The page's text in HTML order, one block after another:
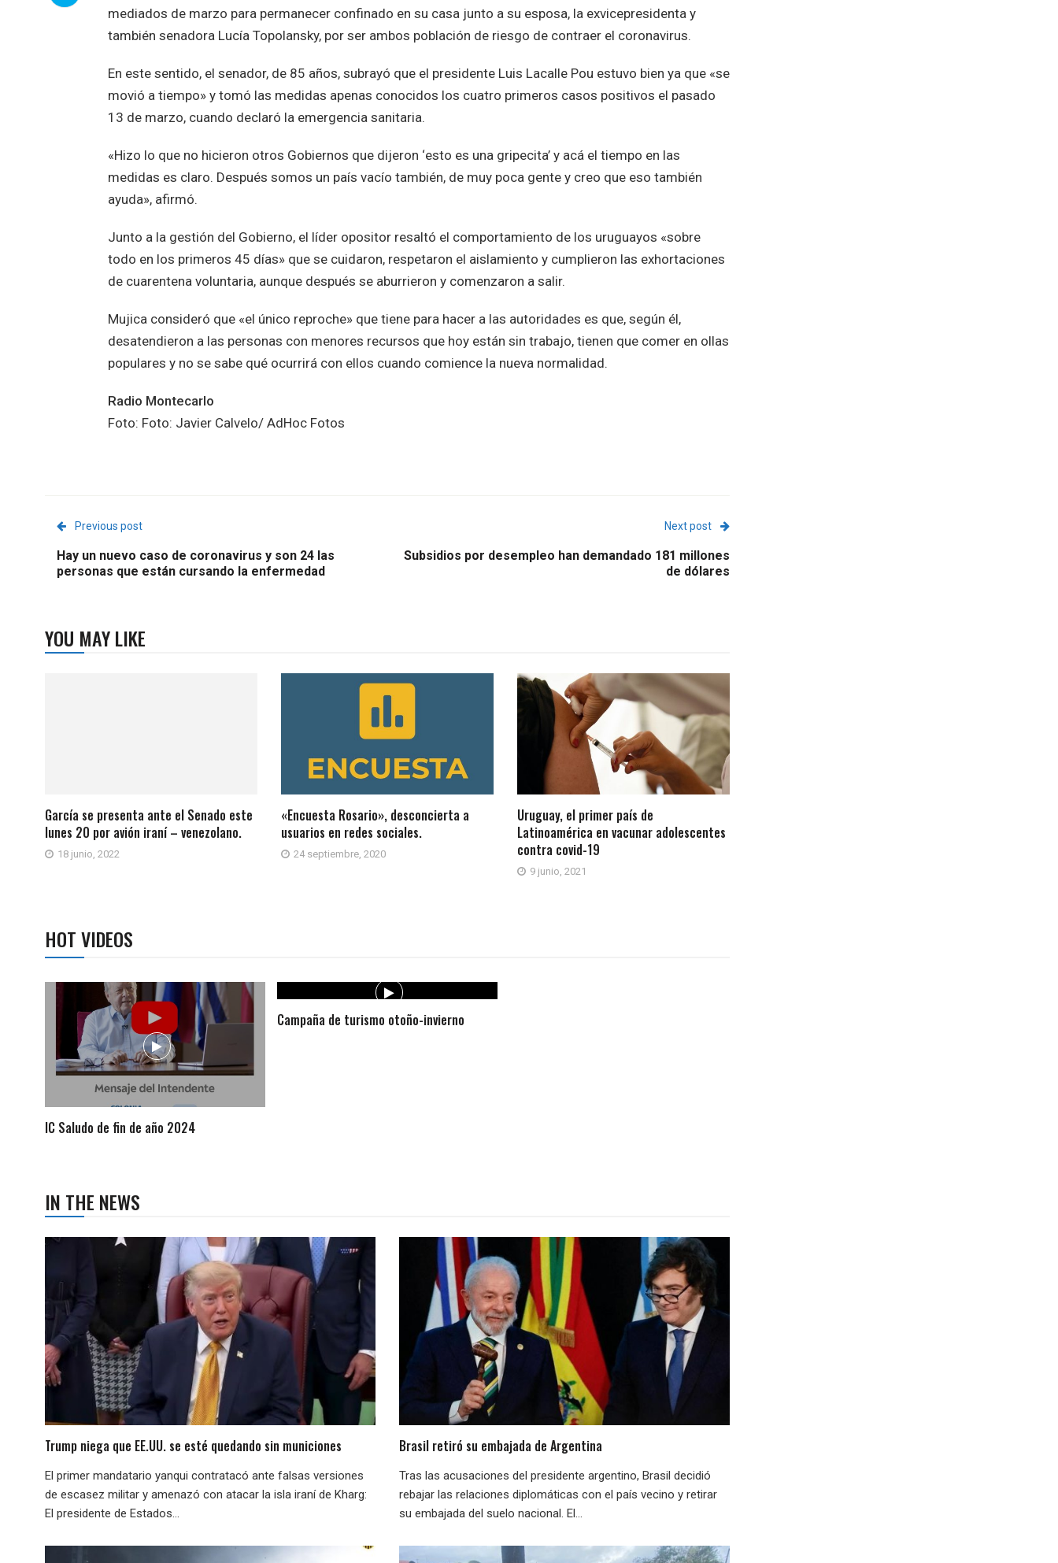
mediados de marzo para permanecer confinado en su casa junto a su esposa, la exvicepresidenta y
también senadora Lucía Topolansky, por ser ambos población de riesgo de contraer el coronavirus.
En este sentido, el senador, de 85 años, subrayó que el presidente Luis Lacalle Pou estuvo bien ya que «se
movió a tiempo» y tomó las medidas apenas conocidos los cuatro primeros casos positivos el pasado
13 de marzo, cuando declaró la emergencia sanitaria.
«Hizo lo que no hicieron otros Gobiernos que dijeron ‘esto es una gripecita’ y acá el tiempo en las
medidas es claro. Después somos un país vacío también, de muy poca gente y creo que eso también
ayuda», afirmó.
Junto a la gestión del Gobierno, el líder opositor resaltó el comportamiento de los uruguayos «sobre
todo en los primeros 45 días» que se cuidaron, respetaron el aislamiento y cumplieron las exhortaciones
de cuarentena voluntaria, aunque después se aburrieron y comenzaron a salir.
Mujica consideró que «el único reproche» que tiene para hacer a las autoridades es que, según él,
desatendieron a las personas con menores recursos que hoy están sin trabajo, tienen que comer en ollas
populares y no se sabe qué ocurrirá con ellos cuando comience la nueva normalidad.
Radio Montecarlo
Foto: Foto: Javier Calvelo/ AdHoc Fotos
Previous post
Hay un nuevo caso de coronavirus y son 24 las
personas que están cursando la enfermedad
Next post
Subsidios por desempleo han demandado 181 millones
de dólares
YOU MAY LIKE
García se presenta ante el Senado este
lunes 20 por avión iraní – venezolano.
18 junio, 2022
«Encuesta Rosario», desconcierta a
usuarios en redes sociales.
24 septiembre, 2020
Uruguay, el primer país de
Latinoamérica en vacunar adolescentes
contra covid-19
9 junio, 2021
HOT VIDEOS
IC Saludo de fin de año 2024
Campaña de turismo otoño-invierno
IN THE NEWS
Trump niega que EE.UU. se esté quedando sin municiones
El primer mandatario yanqui contratacó ante falsas versiones
de escasez militar y amenazó con atacar la isla iraní de Kharg:
El presidente de Estados...
Brasil retiró su embajada de Argentina
Tras las acusaciones del presidente argentino, Brasil decidió
rebajar las relaciones diplomáticas con el país vecino y retirar
su embajada del suelo nacional. El...